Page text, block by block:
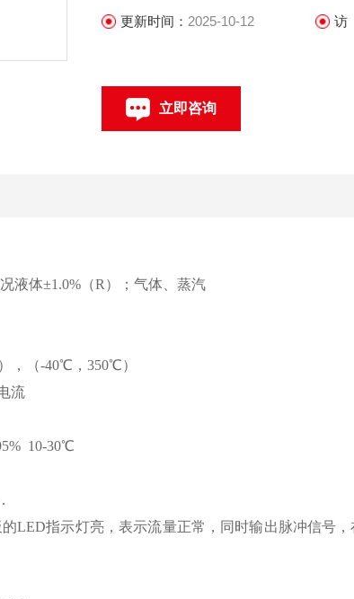
更新时间： 2025-10-12 访
立即咨询
液体±1.0%（R）；气体、蒸汽
（-40℃，350℃）
流
10-30℃
LED指示灯亮，表示流量正常，同时输出脉冲信号